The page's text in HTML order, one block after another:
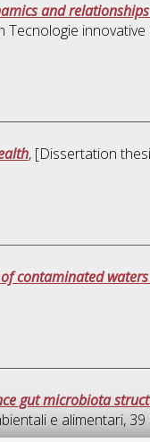
and
Tecnologie
, [Dissertation
contaminated
gut microbiota
e alimentari, 39